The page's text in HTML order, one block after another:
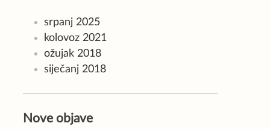
srpanj 2025
kolovoz 2021
ožujak 2018
siječanj 2018
Nove objave